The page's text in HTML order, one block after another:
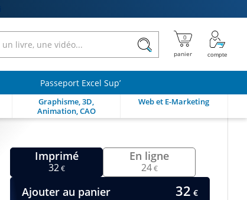
Passeport Excel Sup’
Graphisme, 3D,
Animation, CAO
Web et E-Marketing
Imprimé
32€
En ligne
24€
Ajouter au panier 32 €